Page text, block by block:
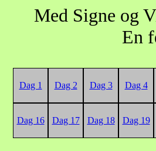
Med Signe og
En
Dag 1 Dag 2 Dag 3 Dag 4
Dag 16 Dag 17 Dag 18 Dag 19